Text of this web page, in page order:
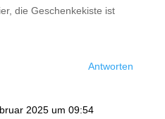
die Geschenkekiste ist
Antworten
2025 um 09:54